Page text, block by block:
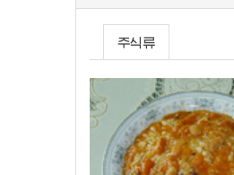
주식류